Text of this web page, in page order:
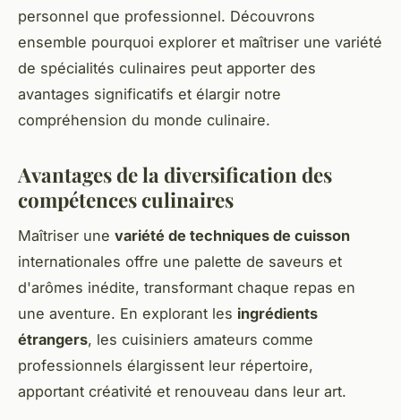
personnel que professionnel. Découvrons
ensemble pourquoi explorer et maîtriser une variété
de spécialités culinaires peut apporter des
avantages significatifs et élargir notre
compréhension du monde culinaire.
Avantages de la diversification des
compétences culinaires
Maîtriser une variété de techniques de cuisson
internationales offre une palette de saveurs et
d'arômes inédite, transformant chaque repas en
une aventure. En explorant les ingrédients
étrangers, les cuisiniers amateurs comme
professionnels élargissent leur répertoire,
apportant créativité et renouveau dans leur art.